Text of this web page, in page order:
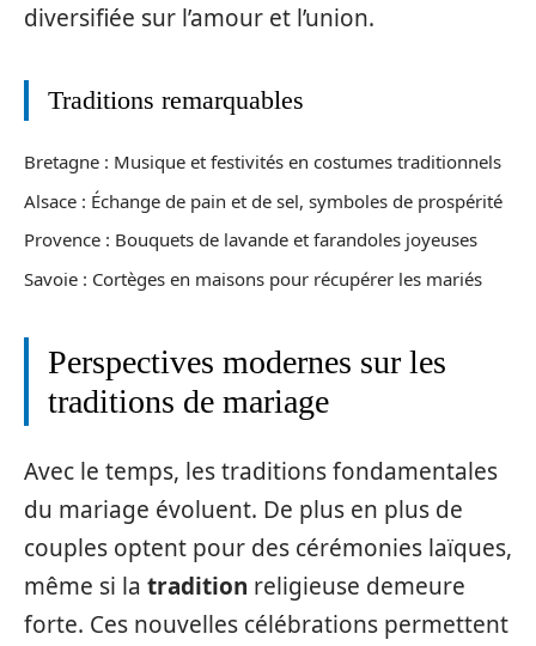
diversifiée sur l’amour et l’union.
Traditions remarquables
Bretagne : Musique et festivités en costumes traditionnels
Alsace : Échange de pain et de sel, symboles de prospérité
Provence : Bouquets de lavande et farandoles joyeuses
Savoie : Cortèges en maisons pour récupérer les mariés
Perspectives modernes sur les
traditions de mariage
Avec le temps, les traditions fondamentales
du mariage évoluent. De plus en plus de
couples optent pour des cérémonies laïques,
même si la tradition religieuse demeure
forte. Ces nouvelles célébrations permettent